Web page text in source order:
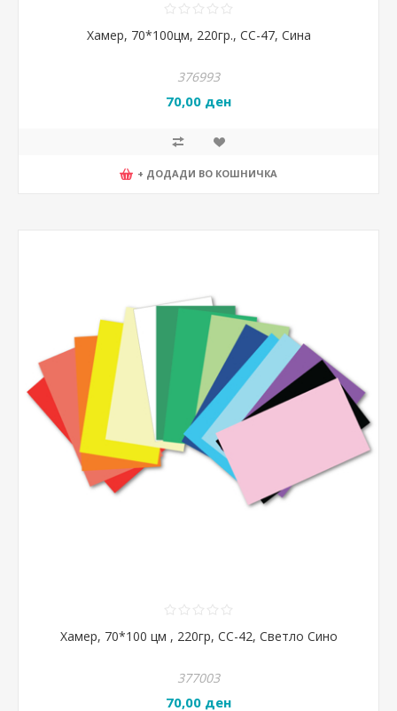
Хамер, 70*100цм, 220гр., CC-47, Сина
376993
70,00 ден
+ ДОДАДИ ВО КОШНИЧКА
Хамер, 70*100 цм , 220гр, CC-42, Светло Сино
377003
70,00 ден